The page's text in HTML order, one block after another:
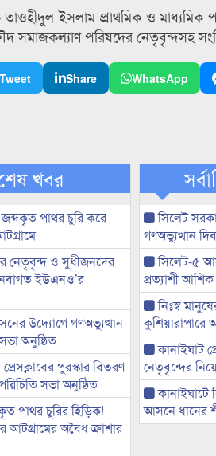
ইসলাম প্রাথমিক ও মাধ্যমিক
সমাজকল্যাণ পরিষদের নেতৃবৃন্দসহ
Tweet Share WhatsApp
খবর
পাথর চুরি করে
নেতৃবৃন্দ ও সুধীজনদের
নবাগত ইউএনও’র
উদ্যোগে গণঅভ্যুত্থান
অনুষ্ঠিত
পুরস্কার বিতরণ
সভা অনুষ্ঠিত
পাথর চুরির হিড়িক!
আটগ্রামের অবৈধ ক্রাশার
সিলেট
গণঅভ্যুত্থান
সিলেট-৫
প্রত্যাশী
নিঃস্ব
কুশিয়ারাপারে
কানাইঘাট
নেতৃবৃন্দের
আসনে ধানের